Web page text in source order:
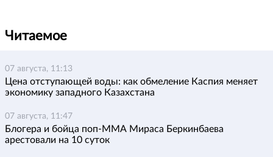
Читаемое
07 августа, 11:13
Цена отступающей воды: как обмеление Каспия меняет
экономику западного Казахстана
07 августа, 11:47
Блогера и бойца поп-ММА Мираса Беркинбаева
арестовали на 10 суток